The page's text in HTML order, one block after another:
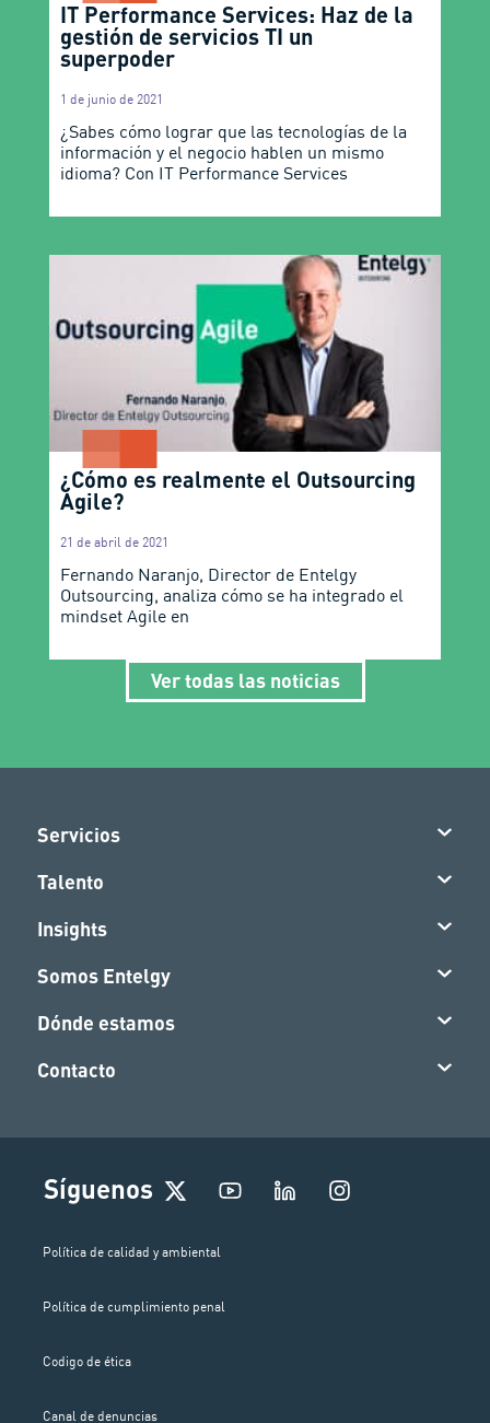
IT Performance Services: Haz de la
gestión de servicios TI un
superpoder
1 de junio de 2021
¿Sabes cómo lograr que las tecnologías de la
información y el negocio hablen un mismo
idioma? Con IT Performance Services
¿Cómo es realmente el Outsourcing
Agile?
21 de abril de 2021
Fernando Naranjo, Director de Entelgy
Outsourcing, analiza cómo se ha integrado el
mindset Agile en
Ver todas las noticias
Servicios
Talento
Insights
Somos Entelgy
Dónde estamos
Contacto
Síguenos
I
n
Política de calidad y ambiental
Política de cumplimiento penal
Codigo de ética
Canal de denuncias